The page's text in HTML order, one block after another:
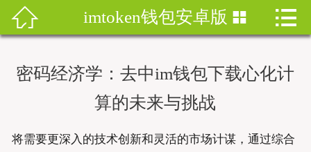
 首页
 imtoken钱包安卓版  
密码经济学：去中im钱包下载心化计
算的未来与挑战
将需要更深入的技术创新和灵活的市场计谋，通过综合